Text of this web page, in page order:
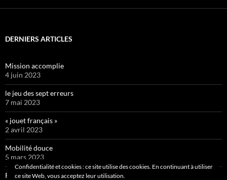
DERNIERS ARTICLES
Mission accomplie
4 juin 2023
le jeu des sept erreurs
7 mai 2023
« jouet français »
2 avril 2023
Mobilité douce
5 mars 2023
Pipelette 9
Confidentialité et cookies : ce site utilise des cookies. En continuant à utiliser
ce site Web, vous acceptez leur utilisation.